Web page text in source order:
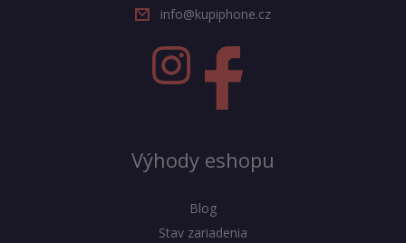
info@kupiphone.cz
Výhody eshopu
Blog
Stav zariadenia